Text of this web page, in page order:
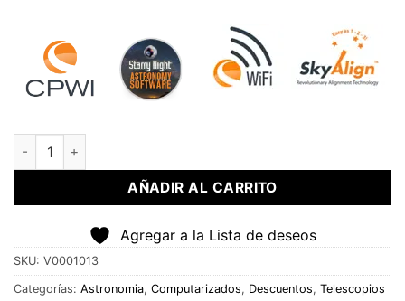
Telescopio 114 LCM cantidad
AÑADIR AL CARRITO
Agregar a la Lista de deseos
SKU: V0001013
Categorías: Astronomia, Computarizados, Descuentos, Telescopios